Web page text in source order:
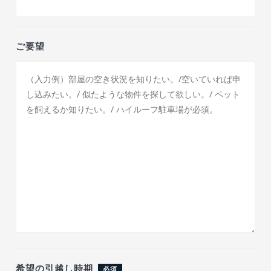
ご要望
希望の引越し時期 必須